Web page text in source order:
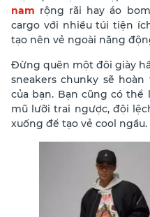
nam rộng rãi hay áo
cargo với nhiều túi tiện
tạo nên vẻ ngoài năng
Đừng quên một đôi giày
sneakers chunky sẽ
của bạn. Bạn cũng có
mũ lưỡi trai ngược, đội
xuống để tạo vẻ cool ngầu.